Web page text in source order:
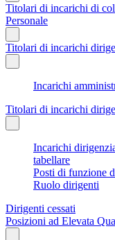
Titolari di incarichi di
Personale
Titolari di incarichi
Incarichi
Titolari di incarichi
Incarichi
tabellare
Posti di funzione
Ruolo dirigenti
Dirigenti cessati
Posizioni ad Elevata